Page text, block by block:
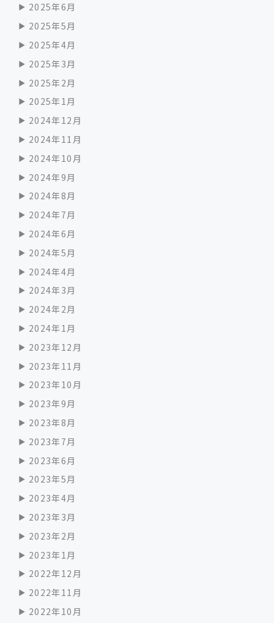
2025年6月
2025年5月
2025年4月
2025年3月
2025年2月
2025年1月
2024年12月
2024年11月
2024年10月
2024年9月
2024年8月
2024年7月
2024年6月
2024年5月
2024年4月
2024年3月
2024年2月
2024年1月
2023年12月
2023年11月
2023年10月
2023年9月
2023年8月
2023年7月
2023年6月
2023年5月
2023年4月
2023年3月
2023年2月
2023年1月
2022年12月
2022年11月
2022年10月